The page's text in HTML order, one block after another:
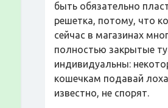
быть обязательно
решетка, потому, что
сейчас в магазинах
полностью закрытые
индивидуальны:
кошечкам подавай
известно, не спорят.